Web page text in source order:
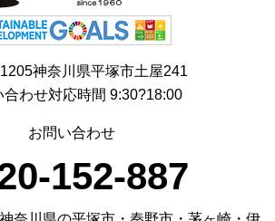
神奈川県平塚市土屋241
合わせ対応時間 9:30?18:00
お問い合わせ
152-887